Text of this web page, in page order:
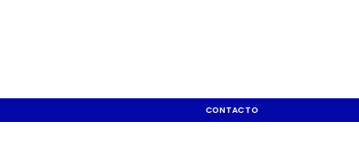
CONTACTO